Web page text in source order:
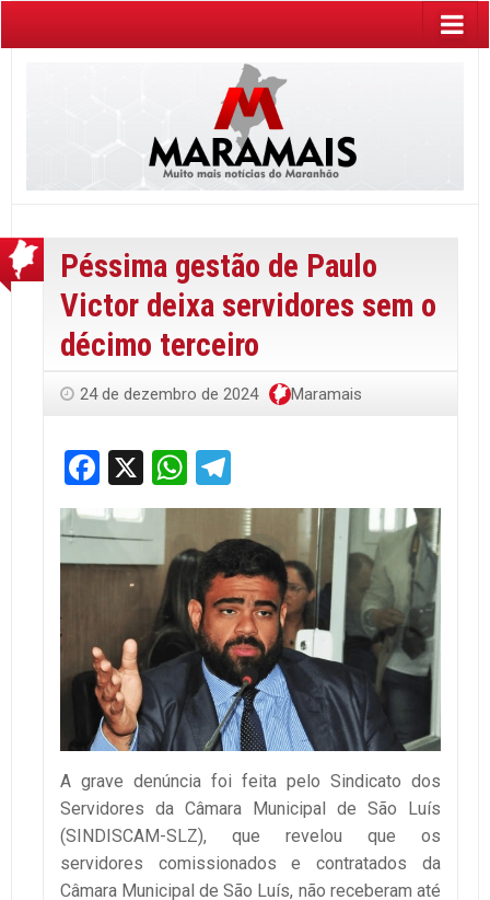
Péssima gestão de Paulo
Victor deixa servidores sem o
décimo terceiro
24 de dezembro de 2024 Maramais
Facebook
X WhatsApp
A grave denúncia foi feita pelo Sindicato dos
Servidores da Câmara Municipal de São Luís
(SINDISCAM-SLZ), que revelou que os
servidores comissionados e contratados da
Câmara Municipal de São Luís, não receberam até